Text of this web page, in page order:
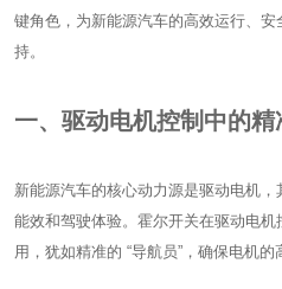
键角色，为新能源汽车的高效运行、
持。
一、驱动电机控制中的精
新能源汽车的核心动力源是驱动电机，
能效和驾驶体验。霍尔开关在驱动电
用，犹如精准的 “导航员”，确保电机的